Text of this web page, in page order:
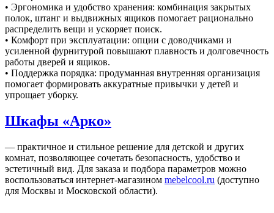
• Эргономика и удобство хранения: комбинация закрытых
полок, штанг и выдвижных ящиков помогает рационально
распределить вещи и ускоряет поиск.
• Комфорт при эксплуатации: опции с доводчиками и
усиленной фурнитурой повышают плавность и долговечность
работы дверей и ящиков.
• Поддержка порядка: продуманная внутренняя организация
помогает формировать аккуратные привычки у детей и
упрощает уборку.
Шкафы «Арко»
— практичное и стильное решение для детской и других
комнат, позволяющее сочетать безопасность, удобство и
эстетичный вид. Для заказа и подбора параметров можно
воспользоваться интернет‑магазином mebelcool.ru (доступно
для Москвы и Московской области).